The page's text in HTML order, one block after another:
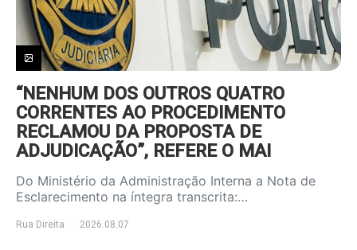
“NENHUM DOS OUTROS QUATRO
CORRENTES AO PROCEDIMENTO
RECLAMOU DA PROPOSTA DE
ADJUDICAÇÃO”, REFERE O MAI
Do Ministério da Administração Interna a Nota de
Esclarecimento na íntegra transcrita:…
Rua Direita 2026.08.07